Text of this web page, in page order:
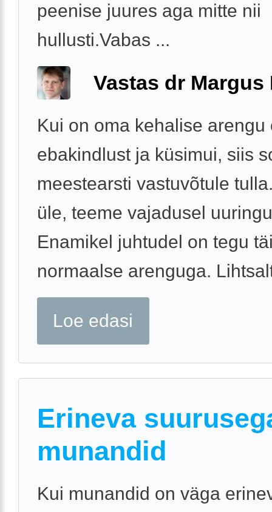
peenise juures aga mitte nii
hullusti.Vabas ...
Vastas dr Margus
Kui on oma kehalise arengu
ebakindlust ja küsimui, siis
meestearsti vastuvõtule
üle, teeme vajadusel
Enamikel juhtudel on tegu
normaalse arenguga.
Loe edasi
Erineva
munandid
Kui munandid on väga